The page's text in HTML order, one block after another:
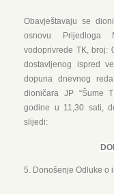
Obavještavaju se
osnovu Prijedloga
vodoprivrede TK, broj:
dostavljenog ispred
dopuna dnevnog
dioničara JP “Šume
godine u 11,30 sati,
slijedi:
Donošenje Odluke o